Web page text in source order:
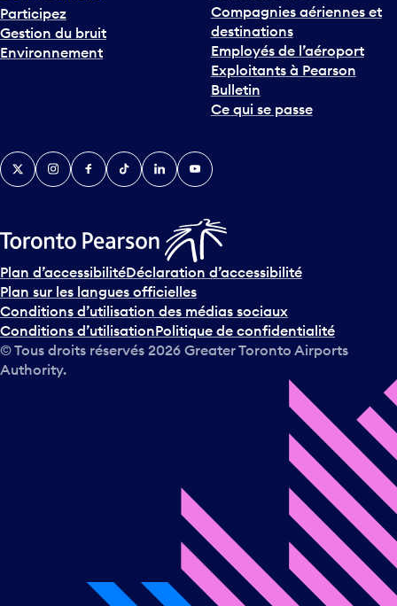
Participez
Gestion du bruit
Environnement
Compagnies aériennes et
destinations
Employés de l’aéroport
Exploitants à Pearson
Bulletin
Ce qui se passe
TwitterInstagramFacebook
TikTokLinkedInYouTube
Plan d’accessibilitéDéclaration d’accessibilité
Plan sur les langues officielles
Conditions d’utilisation des médias sociaux
Conditions d’utilisationPolitique de confidentialité
© Tous droits réservés 2026 Greater Toronto Airports
Authority.